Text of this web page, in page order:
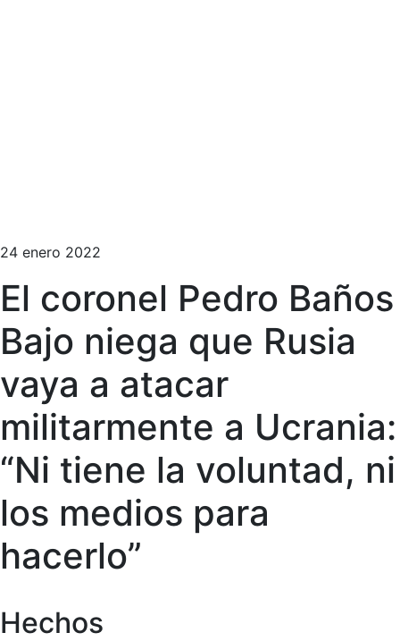
24 enero 2022
El coronel Pedro Baños
Bajo niega que Rusia
vaya a atacar
militarmente a Ucrania:
“Ni tiene la voluntad, ni
los medios para
hacerlo”
Hechos